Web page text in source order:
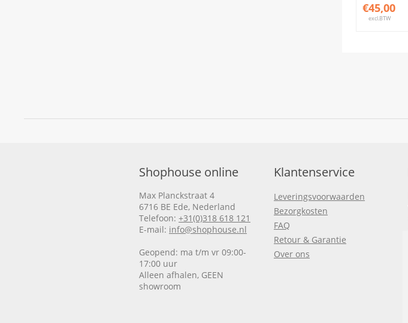
€45,00
excl.BTW
Shophouse online
Max Planckstraat 4
6716 BE Ede, Nederland
Telefoon: +31(0)318 618 121
E-mail: info@shophouse.nl
Geopend: ma t/m vr 09:00-
17:00 uur
Alleen afhalen, GEEN
showroom
Klantenservice
Leveringsvoorwaarden
Bezorgkosten
FAQ
Retour & Garantie
Over ons